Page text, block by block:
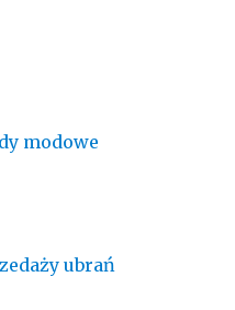
modowe
ubrań